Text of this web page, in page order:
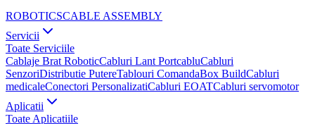
ROBOTICSCABLE ASSEMBLY
Servicii
Toate Serviciile
Cablaje Brat RoboticCabluri Lant PortcabluCabluri
SenzoriDistributie PutereTablouri ComandaBox BuildCabluri
medicaleConectori PersonalizatiCabluri EOATCabluri servomotor
Aplicatii
Toate Aplicatiile